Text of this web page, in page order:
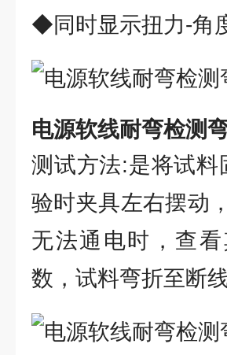
◆同时显示扭力-角
电源软线耐弯检测
测试方法:是将试
验时夹具左右摆动
无法通电时，查
数，试料弯折至断